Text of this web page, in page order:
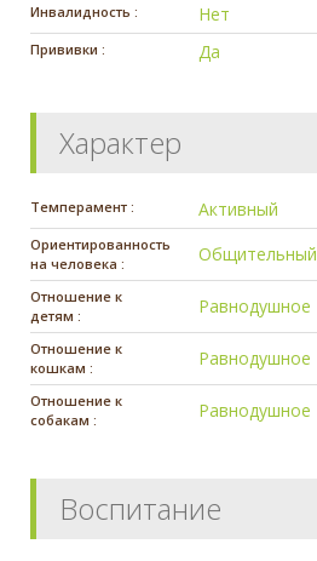
Инвалидность : Нет
Прививки : Да
Характер
Темперамент : Активный
Ориентированность
на человека :
Общительный
Отношение к
детям :
Равнодушное
Отношение к
кошкам :
Равнодушное
Отношение к
собакам :
Равнодушное
Воспитание